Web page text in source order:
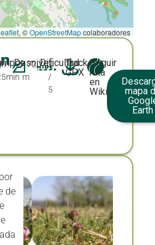
, ©OpenStreetMapcolaboradores
Desnivel:
172
m
Dificultad:
2
/
5
Track
GPX
Seguir
ruta
en
Wikiloc
mapa
Earth
de